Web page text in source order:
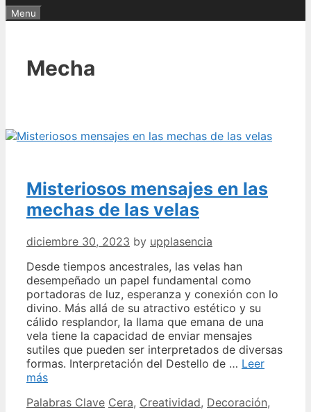
Menu
Mecha
Misteriosos mensajes en las
mechas de las velas
diciembre 30, 2023 by upplasencia
Desde tiempos ancestrales, las velas han
desempeñado un papel fundamental como
portadoras de luz, esperanza y conexión con lo
divino. Más allá de su atractivo estético y su
cálido resplandor, la llama que emana de una
vela tiene la capacidad de enviar mensajes
sutiles que pueden ser interpretados de diversas
formas. Interpretación del Destello de … Leer
másMisteriosos
en
Categories
Palabras Clave Tags
Cera, Creatividad, Decoración,